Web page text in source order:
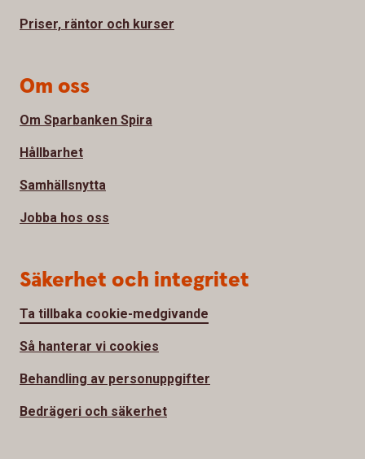
Priser, räntor och kurser
Om oss
Om Sparbanken Spira
Hållbarhet
Samhällsnytta
Jobba hos oss
Säkerhet och integritet
Ta tillbaka cookie-medgivande
Så hanterar vi cookies
Behandling av personuppgifter
Bedrägeri och säkerhet